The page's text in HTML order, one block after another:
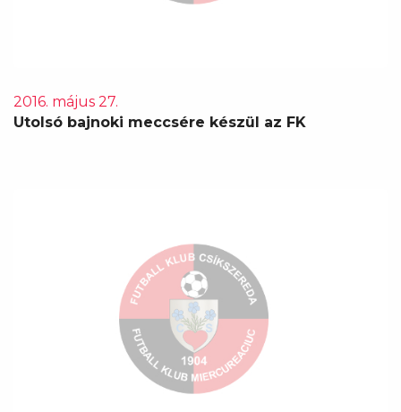
2016. május 27.
Utolsó bajnoki meccsére készül az FK